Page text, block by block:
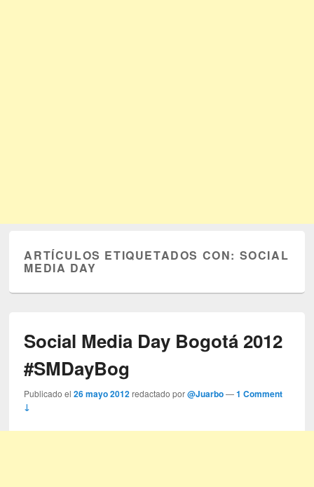
ARTÍCULOS ETIQUETADOS CON: SOCIAL
MEDIA DAY
Social Media Day Bogotá 2012
#SMDayBog
Publicado el26 mayo 2012 redactado por@Juarbo —1 Comment
↓